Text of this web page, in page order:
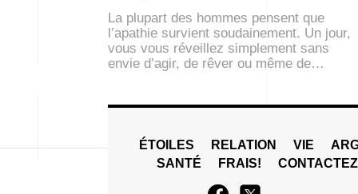
La plupart des hommes pensent que
l’apathie survient soudainement. Un jour,
vous vous réveillez simplement sans
envie d’agir, de rêver ou même de…
ÉTOILES RELATION VIE
SANTÉ
FRAIS!